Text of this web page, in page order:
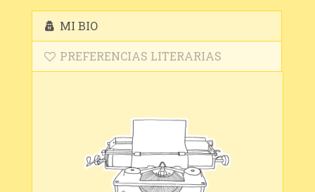
MI BIO
PREFERENCIAS LITERARIAS